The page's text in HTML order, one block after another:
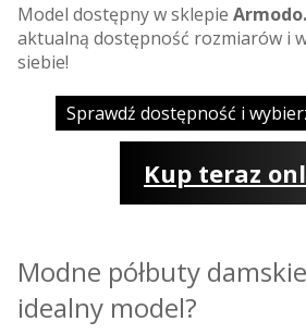
Model dostępny w sklepie
aktualną dostępność rozmiarów i
siebie!
Sprawdź dostępność i
Kup teraz
Modne półbuty
idealny model?